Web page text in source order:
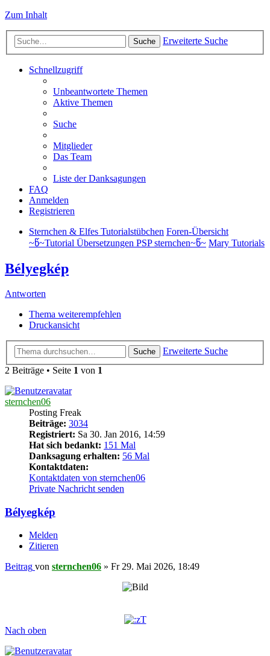
Zum Inhalt
Suche Erweiterte Suche
Schnellzugriff
Unbeantwortete Themen
Aktive Themen
Suche
Mitglieder
Das Team
Liste der Danksagungen
FAQ
Anmelden
Registrieren
Sternchen & Elfes Tutorialstübchen Foren-Übersicht
~წ~Tutorial Übersetzungen PSP sternchen~წ~ Mary Tutorials
Bélyegkép
Antworten
Thema weiterempfehlen
Druckansicht
Suche
Erweiterte Suche
2 Beiträge • Seite 1 von 1
sternchen06
Posting Freak
Beiträge: 3034
Registriert: Sa 30. Jan 2016, 14:59
Hat sich bedankt: 151 Mal
Danksagung erhalten: 56 Mal
Kontaktdaten:
Kontaktdaten von sternchen06
Private Nachricht senden
Bélyegkép
Melden
Zitieren
Beitrag von sternchen06 » Fr 29. Mai 2026, 18:49
Nach oben